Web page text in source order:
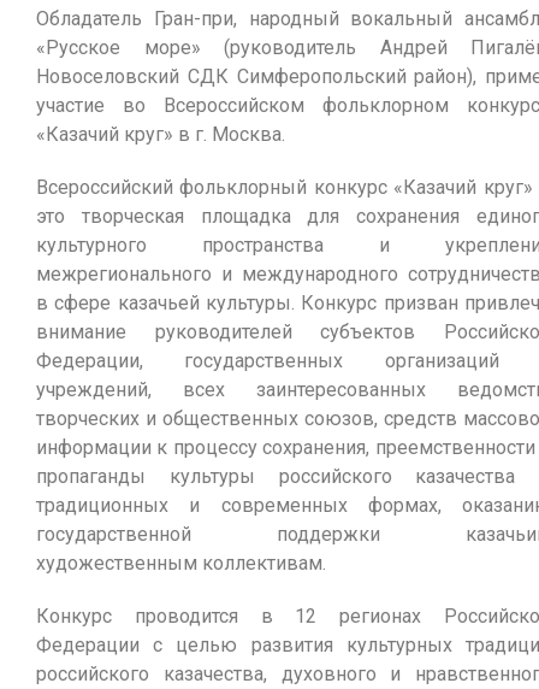
Обладатель Гран-при, народный вокальный
«Русское море» (руководитель Андрей
Новоселовский СДК Симферопольский район),
участие во Всероссийском фольклорном
«Казачий круг» в г. Москва.
Всероссийский фольклорный конкурс «Казачий круг»
это творческая площадка для сохранения
культурного пространства и
межрегионального и международного
в сфере казачьей культуры. Конкурс призван
внимание руководителей субъектов
Федерации, государственных организаций
учреждений, всех заинтересованных
творческих и общественных союзов, средств
информации к процессу сохранения, преемственности
пропаганды культуры российского казачества
традиционных и современных формах,
государственной поддержки
художественным коллективам.
Конкурс проводится в 12 регионах
Федерации с целью развития культурных
российского казачества, духовного и